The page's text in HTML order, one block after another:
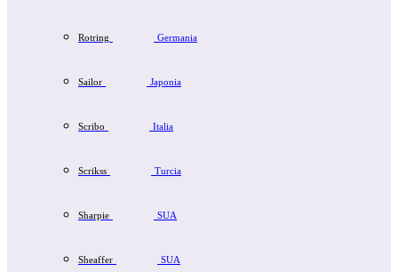
Rotring Germania
Sailor Japonia
Scribo Italia
Scrikss Turcia
Sharpie SUA
Sheaffer SUA